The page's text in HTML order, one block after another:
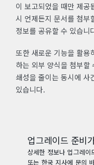
이 보고되었을 때만 제공
시 언제든지 문서를 첨부
정보를 공유할 수 있습니
또한 새로운 기능을 활용
하는 외부 양식을 첨부할
쇄성을 줄이는 동시에 사
있습니다.
업그레이드 준비
상세한 정보나 업그레이
또는 한국 지사에 문의